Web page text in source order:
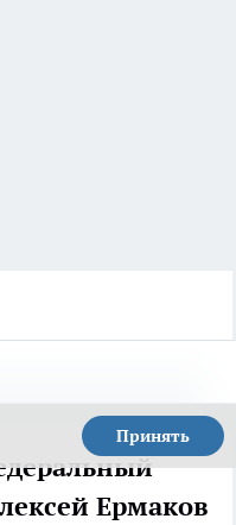
Принять
Ермаков